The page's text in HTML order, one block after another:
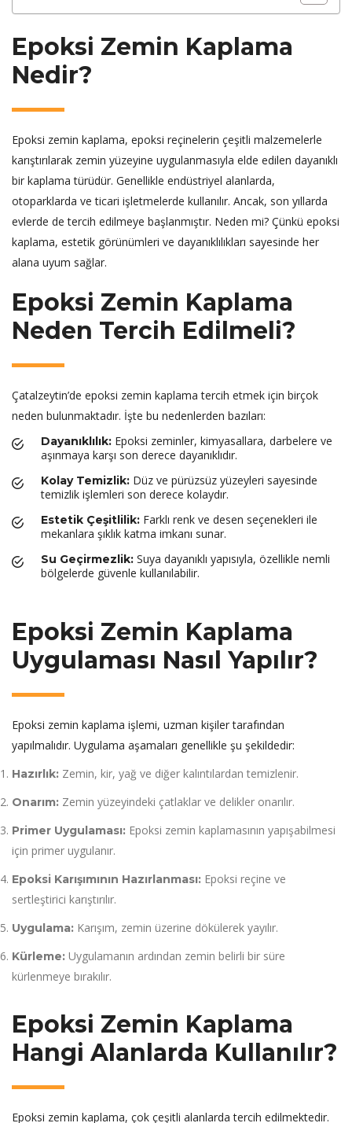
Epoksi Zemin Kaplama
Nedir?
Epoksi zemin kaplama, epoksi reçinelerin çeşitli malzemelerle
karıştırılarak zemin yüzeyine uygulanmasıyla elde edilen dayanıklı
bir kaplama türüdür. Genellikle endüstriyel alanlarda,
otoparklarda ve ticari işletmelerde kullanılır. Ancak, son yıllarda
evlerde de tercih edilmeye başlanmıştır. Neden mi? Çünkü epoksi
kaplama, estetik görünümleri ve dayanıklılıkları sayesinde her
alana uyum sağlar.
Epoksi Zemin Kaplama
Neden Tercih Edilmeli?
Çatalzeytin’de epoksi zemin kaplama tercih etmek için birçok
neden bulunmaktadır. İşte bu nedenlerden bazıları:
Dayanıklılık: Epoksi zeminler, kimyasallara, darbelere ve
aşınmaya karşı son derece dayanıklıdır.
Kolay Temizlik: Düz ve pürüzsüz yüzeyleri sayesinde
temizlik işlemleri son derece kolaydır.
Estetik Çeşitlilik: Farklı renk ve desen seçenekleri ile
mekanlara şıklık katma imkanı sunar.
Su Geçirmezlik: Suya dayanıklı yapısıyla, özellikle nemli
bölgelerde güvenle kullanılabilir.
Epoksi Zemin Kaplama
Uygulaması Nasıl Yapılır?
Epoksi zemin kaplama işlemi, uzman kişiler tarafından
yapılmalıdır. Uygulama aşamaları genellikle şu şekildedir:
Hazırlık: Zemin, kir, yağ ve diğer kalıntılardan temizlenir.
Onarım: Zemin yüzeyindeki çatlaklar ve delikler onarılır.
Primer Uygulaması: Epoksi zemin kaplamasının yapışabilmesi
için primer uygulanır.
Epoksi Karışımının Hazırlanması: Epoksi reçine ve
sertleştirici karıştırılır.
Uygulama: Karışım, zemin üzerine dökülerek yayılır.
Kürleme: Uygulamanın ardından zemin belirli bir süre
kürlenmeye bırakılır.
Epoksi Zemin Kaplama
Hangi Alanlarda Kullanılır?
Epoksi zemin kaplama, çok çeşitli alanlarda tercih edilmektedir.